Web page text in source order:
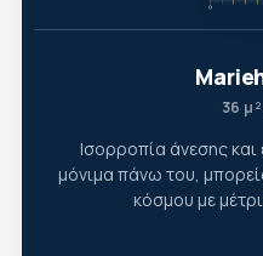
36
Ισορροπία άνεσης
μόνιμα πάνω του,
κόσμου με